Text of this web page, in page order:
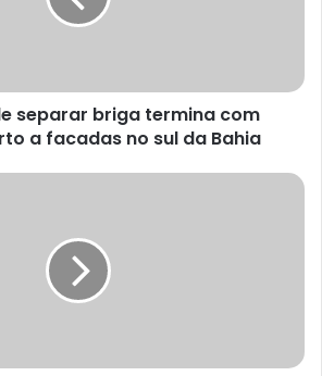
separar briga termina com
a facadas no sul da Bahia